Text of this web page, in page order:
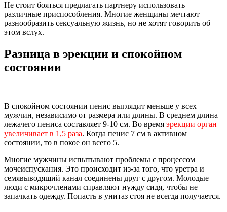
Не стоит бояться предлагать партнеру использовать
различные приспособления. Многие женщины мечтают
разнообразить сексуальную жизнь, но не хотят говорить об
этом вслух.
Разница в эрекции и спокойном
состоянии
В спокойном состоянии пенис выглядит меньше у всех
мужчин, независимо от размера или длины. В среднем длина
лежачего пениса составляет 9-10 см. Во время эрекции орган
увеличивает в 1,5 раза. Когда пенис 7 см в активном
состоянии, то в покое он всего 5.
Многие мужчины испытывают проблемы с процессом
мочеиспускания. Это происходит из-за того, что уретра и
семявыводящий канал соединены друг с другом. Молодые
люди с микрочленами справляют нужду сидя, чтобы не
запачкать одежду. Попасть в унитаз стоя не всегда получается.